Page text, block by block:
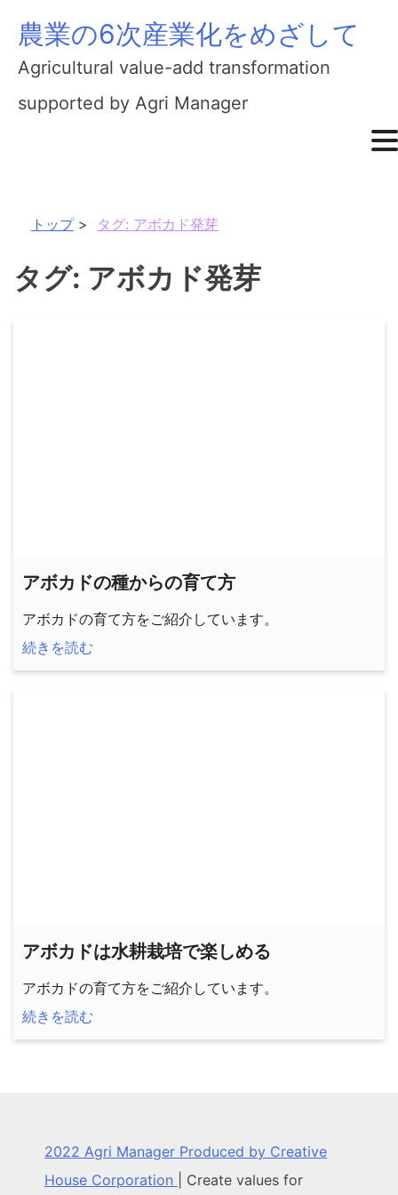
Skip農業の6次産業化をめざして
Agricultural value-add transformation
supported by Agri Manager
トップ タグ: アボカド発芽
タグ: アボカド発芽
アボカドの種からの育て方
アボカドの育て方をご紹介しています。
続きを読む
アボカドは水耕栽培で楽しめる
アボカドの育て方をご紹介しています。
続きを読む
2022 Agri Manager Produced by Creative
House Corporation
Create values for